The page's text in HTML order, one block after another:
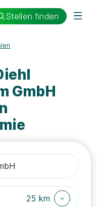
Stellen finden
GmbH
25 km